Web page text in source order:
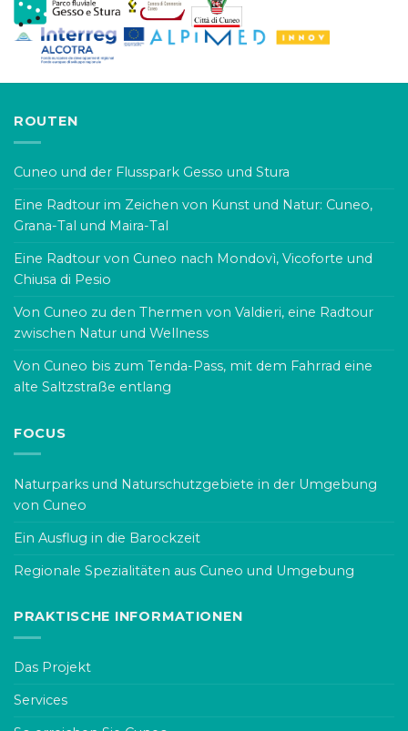
ROUTEN
Cuneo und der Flusspark Gesso und Stura
Eine Radtour im Zeichen von Kunst und Natur: Cuneo,
Grana-Tal und Maira-Tal
Eine Radtour von Cuneo nach Mondovì, Vicoforte und
Chiusa di Pesio
Von Cuneo zu den Thermen von Valdieri, eine Radtour
zwischen Natur und Wellness
Von Cuneo bis zum Tenda-Pass, mit dem Fahrrad eine
alte Saltzstraße entlang
FOCUS
Naturparks und Naturschutzgebiete in der Umgebung
von Cuneo
Ein Ausflug in die Barockzeit
Regionale Spezialitäten aus Cuneo und Umgebung
PRAKTISCHE INFORMATIONEN
Das Projekt
Services